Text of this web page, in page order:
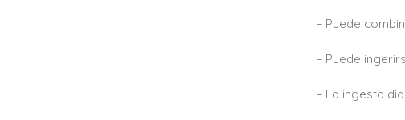
– Puede
– Puede
– La ingesta